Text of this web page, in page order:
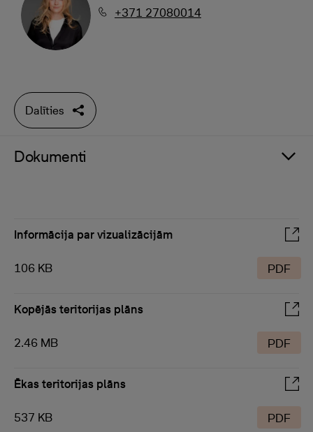
+371 27080014
Dalīties
Dokumenti
Informācija par vizualizācijām
106 KB PDF
Kopējās teritorijas plāns
2.46 MB PDF
Ēkas teritorijas plāns
537 KB PDF